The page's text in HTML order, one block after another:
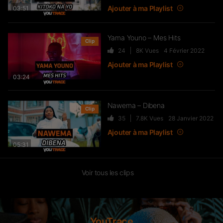
Queen, Soolking, H Magnum…
Barack Adama Feat. Gims –
MAKING OF dans les coulisses du
clip “T’épauler”
J’passe sur TRACE #3 : LETO en
mode “100 VISAGES” à Porte de
Saint-Ouen (Documentaire)
8.6K 262.6KVues
209 26.3K
KTL ft. VEGEDREAM – Shaku
11.9K 536.6KVues
03:51 Ajouter à ma Playlist
03:24
Clip Yama Youno – Mes Hits
24 8K Vues 4 Février 2022
Ajouter à ma Playlist
05:31
Clip Nawema – Dibena
35 7.8K Vues 28 Janvier 2022
Ajouter à ma Playlist
Voir tous les clips